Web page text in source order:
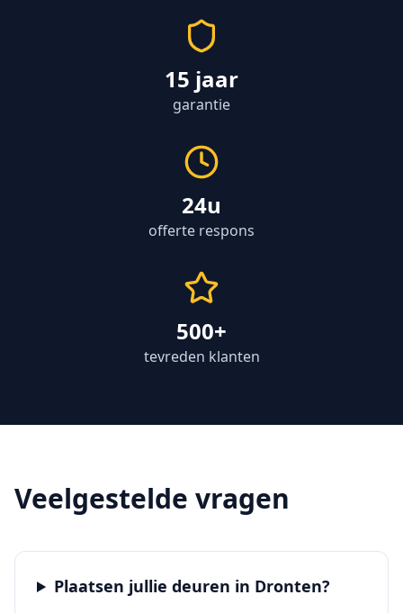
15 jaar
garantie
24u
offerte respons
500+
tevreden klanten
Veelgestelde vragen
Plaatsen jullie deuren in Dronten?